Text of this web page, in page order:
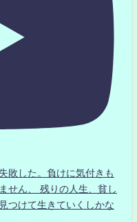
敗した。負けに気付きも
せん、 残りの人生、貧し
つけて生きていくしかな